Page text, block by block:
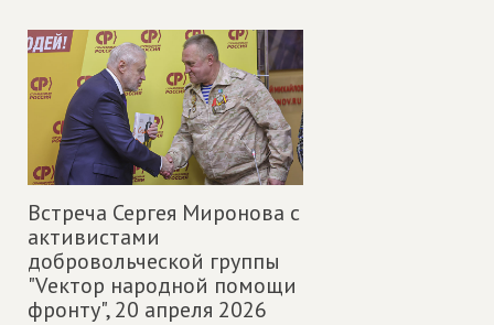
Встреча Сергея Миронова с
активистами
добровольческой группы
"Vектор народной помощи
фронту",20 апреля 2026